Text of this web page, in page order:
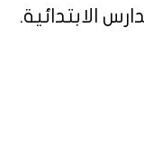
الابتدائية.